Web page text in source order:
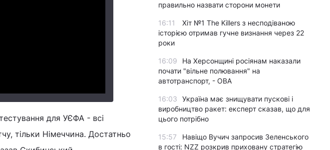
для УЄФА - всі
тільки Німеччина. Достатньо
правильно назвати сторони монети
16:11
Хіт №1 The Killers з несподіваною
історією отримав гучне визнання через 22
роки
16:09
На Херсонщині росіянам наказали
почати "вільне полювання" на
автотранспорт, - ОВА
16:03
Україна має знищувати пускові і
виробництво ракет: експерт сказав, що для
цього потрібно
15:57
Навіщо Вучич запросив Зеленського
в гості: NZZ розкрив приховану стратегію